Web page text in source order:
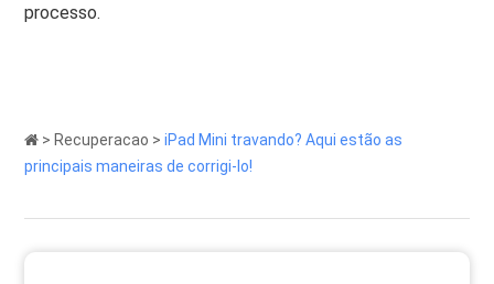
processo.
> Recuperacao >iPad Mini travando? Aqui estão as
principais maneiras de corrigi-lo!